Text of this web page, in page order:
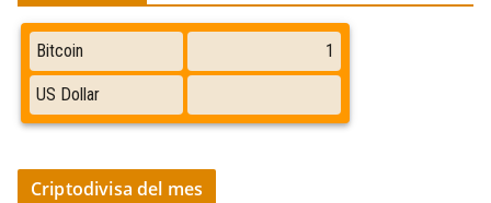
Criptodivisa del mes